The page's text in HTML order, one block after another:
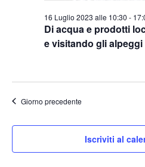
Di acqua e prodotti
e visitando gli alpeggi
16 Luglio 2023 alle 10:30 -
Giorno precedente
Iscriviti al